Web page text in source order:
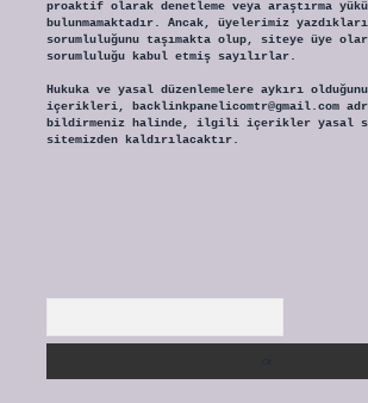
proaktif olarak denetleme veya araştırma
bulunmamaktadır. Ancak, üyelerimiz
sorumluluğunu taşımakta olup, siteye üye
sorumluluğu kabul etmiş sayılırlar.
Hukuka ve yasal düzenlemelere aykırı olduğunu
içerikleri, backlinkpanelicomtr@gmail.com
bildirmeniz halinde, ilgili içerikler yasal
sitemizden kaldırılacaktır.